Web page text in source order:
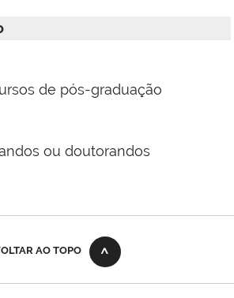
de pós-graduação
ou doutorandos
AO TOPO